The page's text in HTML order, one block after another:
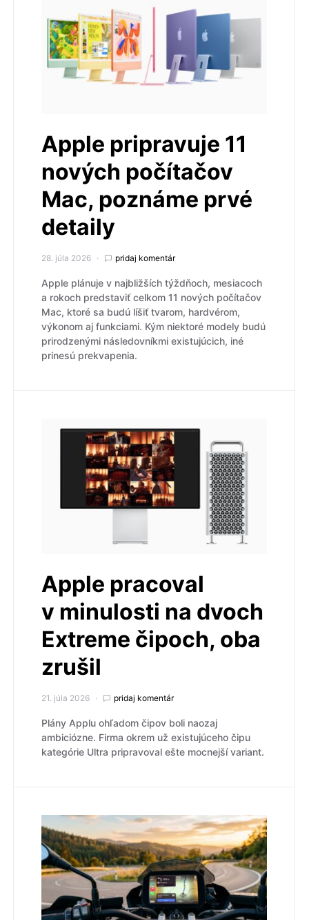
Apple pripravuje 11
nových počítačov
Mac, poznáme prvé
detaily
28. júla 2026 pridaj komentár
Apple plánuje v najbližších týždňoch, mesiacoch
a rokoch predstaviť celkom 11 nových počítačov
Mac, ktoré sa budú líšiť tvarom, hardvérom,
výkonom aj funkciami. Kým niektoré modely budú
prirodzenými následovníkmi existujúcich, iné
prinesú prekvapenia.
Apple pracoval
v minulosti na dvoch
Extreme čipoch, oba
zrušil
21. júla 2026 pridaj komentár
Plány Applu ohľadom čipov boli naozaj
ambiciózne. Firma okrem už existujúceho čipu
kategórie Ultra pripravoval ešte mocnejší variant.